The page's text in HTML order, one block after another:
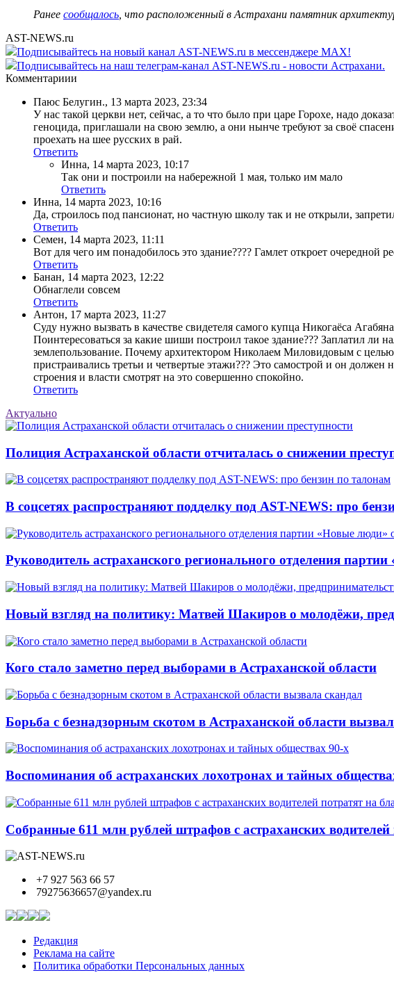
Ранее сообщалось , что расположенный в Астрахани памятник
AST-NEWS.ru
Подписывайтесь на новый канал AST-NEWS.ru в мессенджере MAX!
Подписывайтесь на наш телеграм-канал AST-NEWS.ru - новости Астрахани.
Комментариии
Паюс Белугин., 13 марта 2023, 23:34
У нас такой церкви нет, сейчас, а то что было при царе Горохе, надо
геноцида, приглашали на свою землю, а они нынче требуют за своё
проехать на шее русских в рай.
Ответить
Инна, 14 марта 2023, 10:17
Так они и построили на набережной 1 мая, только им мало
Ответить
Инна, 14 марта 2023, 10:16
Да, строилось под пансионат, но частную школу так и не открыли,
Ответить
Семен, 14 марта 2023, 11:11
Вот для чего им понадобилось это здание???? Гамлет откроет очередной
Ответить
Банан, 14 марта 2023, 12:22
Обнаглели совсем
Ответить
Антон, 17 марта 2023, 11:27
Суду нужно вызвать в качестве свидетеля самого купца Никогаёса
Поинтересоваться за какие шиши построил такое здание??? Заплатил ли
землепользование. Почему архитектором Николаем Миловидовым с целью
пристраивались третьи и четвертые этажи??? Это самострой и он
строения и власти смотрят на это совершенно спокойно.
Ответить
Актуально
Полиция Астраханской области отчиталась о снижении
В соцсетях распространяют подделку под AST-NEWS: про
Руководитель астраханского регионального отделения
Новый взгляд на политику: Матвей Шакиров о молодёжи,
Кого стало заметно перед выборами в Астраханской области
Борьба с безнадзорным скотом в Астраханской области
Воспоминания об астраханских лохотронах и тайных
Собранные 611 млн рублей штрафов с астраханских водителей
+7 927 563 66 57
79275636657@yandex.ru
Редакция
Реклама на сайте
Политика обработки Персональных данных